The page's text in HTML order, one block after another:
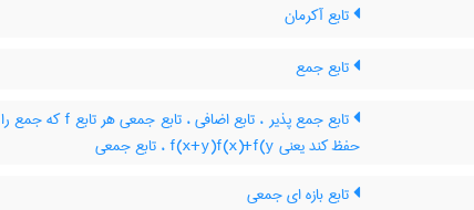
تابع آکرمان
تابع جمع
تابع جمع پذیر ، تابع اضافی ، تابع جمعی هر تابع f که جمع را
حفظ کند یعنی f(x+y)f(x)+f(y ، تابع جمعی
تابع بازه ای جمعی